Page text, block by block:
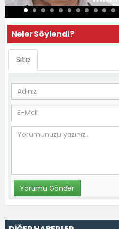
Neler Söylendi?
Site